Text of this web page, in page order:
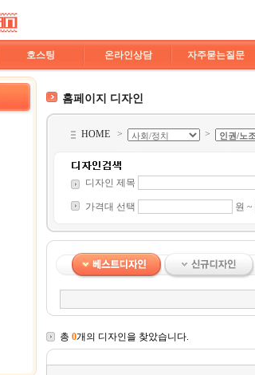
호스팅 온라인상담 자주묻는질문
홈페이지 디자인
HOME > >
디자인 제목
가격대 선택 원 ~
총 0개의 디자인을 찾았습니다.